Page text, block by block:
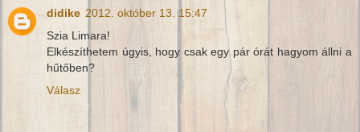
didike 2012. október 13. 15:47
Szia Limara!
Elkészíthetem úgyis, hogy csak egy pár órát hagyom állni a
hűtőben?
Válasz